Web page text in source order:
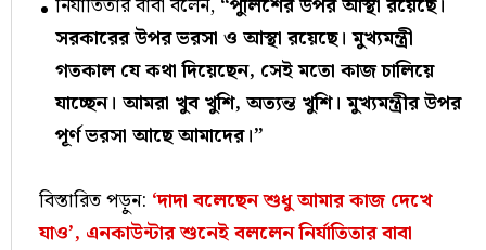
সরকারের উপর ভরসা ও আস্থা রয়েছে। মুখ্যমন্ত্রী
গতকাল যে কথা দিয়েছেন, সেই মতো কাজ চালিয়ে
যাচ্ছেন। আমরা খুব খুশি, অত্যন্ত খুশি। মুখ্যমন্ত্রীর উপর
পূর্ণ ভরসা আছে আমাদের।”
বিস্তারিত পড়ুন: ‘দাদা বলেছেন শুধু আমার কাজ দেখে
যাও’, এনকাউন্টার শুনেই বললেন নির্যাতিতার বাবা